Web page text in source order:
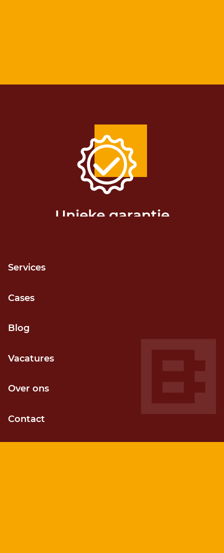
Services
Cases
Blog
Vacatures
Over ons
Contact
Unieke garantie
Kostenefficiënt